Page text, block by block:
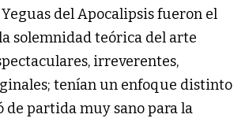
Yeguas del Apocalipsis fueron el
solemnidad teórica del arte
irreverentes,
tenían un enfoque distinto
de partida muy sano para la